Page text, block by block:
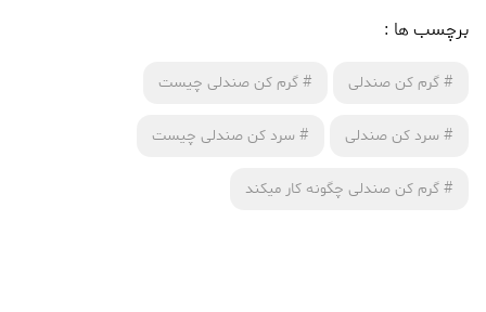
برچسب ها :
#گرم کن صندلی #گرم کن صندلی چیست
# سرد کن صندلی # سرد کن صندلی چیست
#گرم کن صندلی چگونه کار میکند